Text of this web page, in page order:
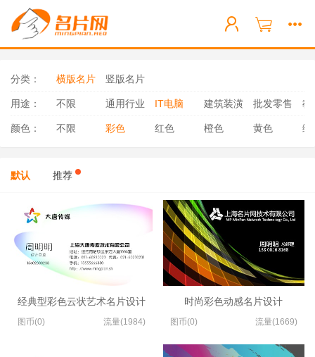
分类： 横版名片 竖版名片
用途： 不限 通用行业 IT电脑 建筑装潢 批发零售 教
颜色： 不限 彩色 红色 橙色 黄色 绿
默认 推荐
经典型彩色云状艺术名片设计
图币(0) 流量(1984)
时尚彩色动感名片设计
图币(0) 流量(1669)